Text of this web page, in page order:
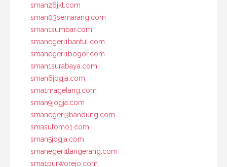
sman26jkt.com
sman03semarang.com
sman1sumbar.com
smanegeri1bantul.com
smanegeri1bogor.com
sman1surabaya.com
sman6jogja.com
sma1magelang.com
sman9jogja.com
smanegeri3bandung.com
smasutomo1.com
sman5jogja.com
smanegeri1tangerang.com
sma1purworejo.com